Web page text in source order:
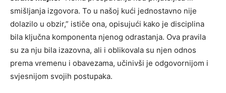
smišljanja izgovora. To u našoj kući jednostavno nije
dolazilo u obzir,” ističe ona, opisujući kako je disciplina
bila ključna komponenta njenog odrastanja. Ova pravila
su za nju bila izazovna, ali i oblikovala su njen odnos
prema vremenu i obavezama, učinivši je odgovornijom i
svjesnijom svojih postupaka.